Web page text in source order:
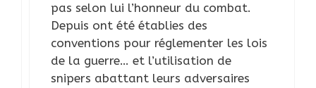
pas selon lui l’honneur du combat.
Depuis ont été établies des
conventions pour réglementer les lois
de la guerre… et l’utilisation de
snipers abattant leurs adversaires